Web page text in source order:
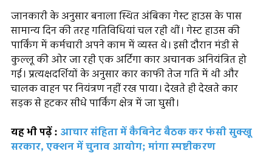
जानकारी के अनुसार बनाला स्थित अंबिका गेस्ट हाउस के पास
सामान्य दिन की तरह गतिविधियां चल रही थीं। गेस्ट हाउस की
पार्किंग में कर्मचारी अपने काम में व्यस्त थे। इसी दौरान मंडी से
कुल्लू की ओर जा रही एक अर्टिगा कार अचानक अनियंत्रित हो
गई। प्रत्यक्षदर्शियों के अनुसार कार काफी तेज गति में थी और
चालक वाहन पर नियंत्रण नहीं रख पाया। देखते ही देखते कार
सड़क से हटकर सीधे पार्किंग क्षेत्र में जा घुसी।
यह भी पढ़ें : आचार संहिता में कैबिनेट बैठक कर फंसी सुक्खू
सरकार, एक्शन में चुनाव आयोग; मांगा स्पष्टीकरण